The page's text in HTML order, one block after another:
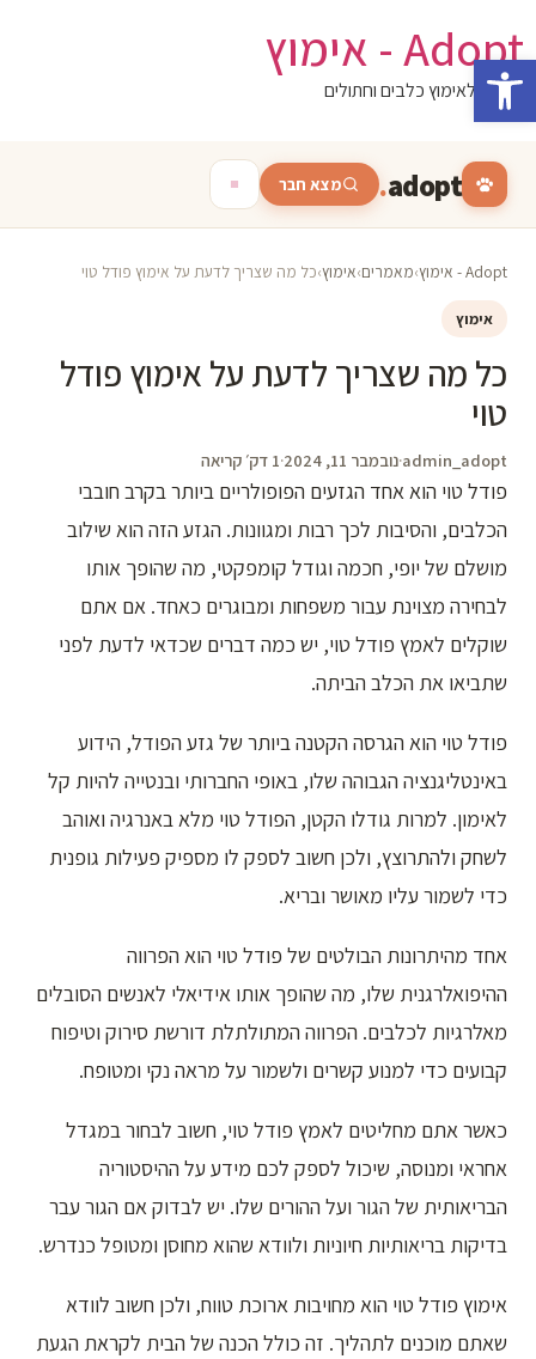
פתח סרגל נגישות
לתוכן
Adopt - אימוץ
המגזין לאימוץ כלבים וחתולים
adopt
. מצא חבר
Adopt - אימוץ ›מאמרים›אימוץ›כל מה שצריך לדעת על אימוץ פודל טוי
אימוץ
כל מה שצריך לדעת על אימוץ פודל
טוי
admin_adopt
·נובמבר 11, 2024 ·1 דק׳ קריאה
פודל טוי הוא אחד הגזעים הפופולריים ביותר בקרב חובבי
הכלבים, והסיבות לכך רבות ומגוונות. הגזע הזה הוא שילוב
מושלם של יופי, חכמה וגודל קומפקטי, מה שהופך אותו
לבחירה מצוינת עבור משפחות ומבוגרים כאחד. אם אתם
שוקלים לאמץ פודל טוי, יש כמה דברים שכדאי לדעת לפני
שתביאו את הכלב הביתה.
פודל טוי הוא הגרסה הקטנה ביותר של גזע הפודל, הידוע
באינטליגנציה הגבוהה שלו, באופי החברותי ובנטייה להיות קל
לאימון. למרות גודלו הקטן, הפודל טוי מלא באנרגיה ואוהב
לשחק ולהתרוצץ, ולכן חשוב לספק לו מספיק פעילות גופנית
כדי לשמור עליו מאושר ובריא.
אחד מהיתרונות הבולטים של פודל טוי הוא הפרווה
ההיפואלרגנית שלו, מה שהופך אותו אידיאלי לאנשים הסובלים
מאלרגיות לכלבים. הפרווה המתולתלת דורשת סירוק וטיפוח
קבועים כדי למנוע קשרים ולשמור על מראה נקי ומטופח.
כאשר אתם מחליטים לאמץ פודל טוי, חשוב לבחור במגדל
אחראי ומנוסה, שיכול לספק לכם מידע על ההיסטוריה
הבריאותית של הגור ועל ההורים שלו. יש לבדוק אם הגור עבר
בדיקות בריאותיות חיוניות ולוודא שהוא מחוסן ומטופל כנדרש.
אימוץ פודל טוי הוא מחויבות ארוכת טווח, ולכן חשוב לוודא
שאתם מוכנים לתהליך. זה כולל הכנה של הבית לקראת הגעת